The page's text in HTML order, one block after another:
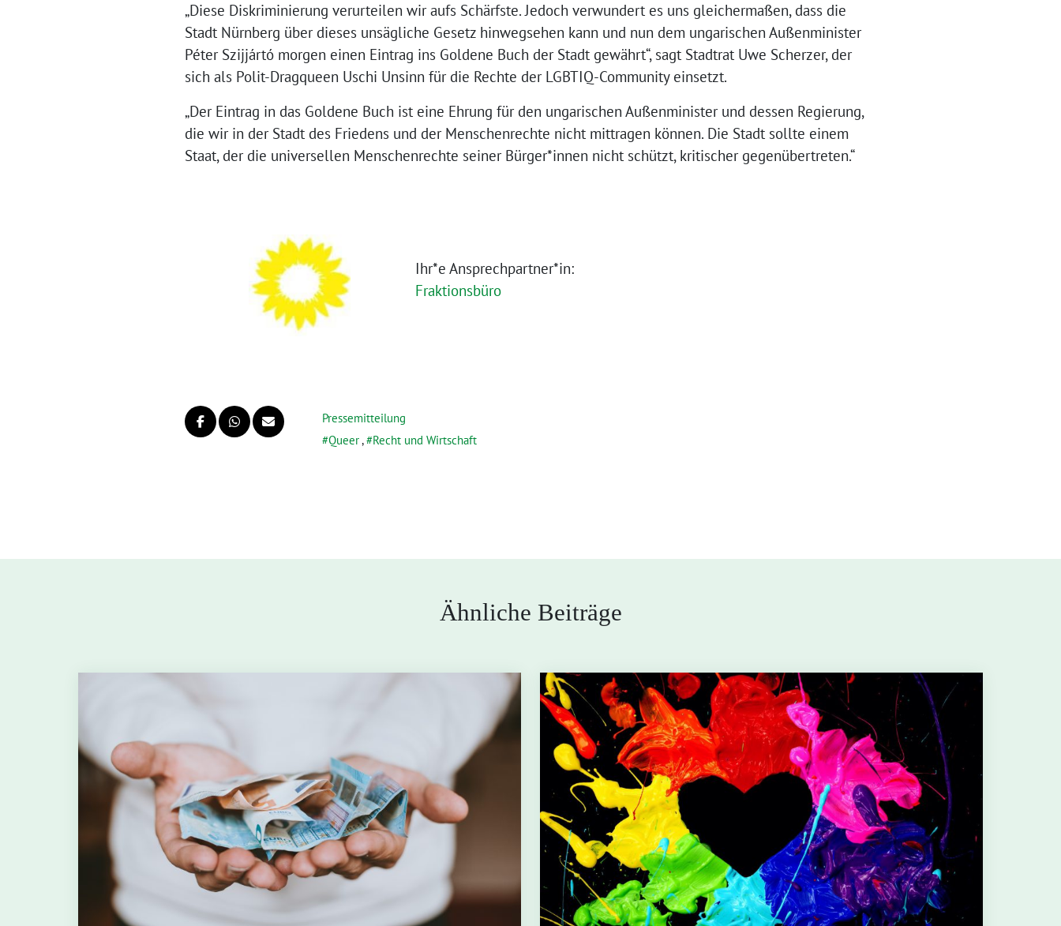
„Diese Diskriminierung verurteilen wir aufs Schärfste. Jedoch verwundert es uns gleichermaßen, dass die
Stadt Nürnberg über dieses unsägliche Gesetz hinwegsehen kann und nun dem ungarischen Außenminister
Péter Szijjártó morgen einen Eintrag ins Goldene Buch der Stadt gewährt“, sagt Stadtrat Uwe Scherzer, der
sich als Polit-Dragqueen Uschi Unsinn für die Rechte der LGBTIQ-Community einsetzt.
„Der Eintrag in das Goldene Buch ist eine Ehrung für den ungarischen Außenminister und dessen Regierung,
die wir in der Stadt des Friedens und der Menschenrechte nicht mittragen können. Die Stadt sollte einem
Staat, der die universellen Menschenrechte seiner Bürger*innen nicht schützt, kritischer gegenübertreten.“
Ihr*e Ansprechpartner*in:
Fraktionsbüro
Pressemitteilung
Queer, Recht und Wirtschaft
Ähnliche Beiträge